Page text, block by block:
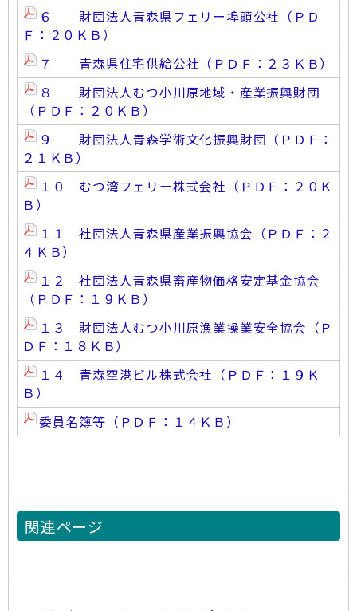
６ 財団法人青森県フェリー埠頭公社（ＰＤ
Ｆ：２０ＫＢ）
７ 青森県住宅供給公社（ＰＤＦ：２３ＫＢ）
８ 財団法人むつ小川原地域・産業振興財団
（ＰＤＦ：２０ＫＢ）
９ 財団法人青森学術文化振興財団（ＰＤＦ：
２１ＫＢ）
１０ むつ湾フェリー株式会社（ＰＤＦ：２０Ｋ
Ｂ）
１１ 社団法人青森県産業振興協会（ＰＤＦ：２
４ＫＢ）
１２ 社団法人青森県畜産物価格安定基金協会
（ＰＤＦ：１９ＫＢ）
１３ 財団法人むつ小川原漁業操業安全協会（Ｐ
ＤＦ：１８ＫＢ）
１４ 青森空港ビル株式会社（ＰＤＦ：１９Ｋ
Ｂ）
委員名簿等（ＰＤＦ：１４ＫＢ）
関連ページ